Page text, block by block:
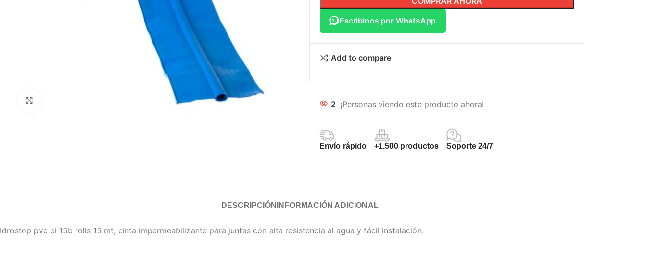
Escribinos por WhatsApp
Add to compare
2 ¡Personas viendo este producto ahora!
Envío rápido +1.500 productos Soporte 24/7
DESCRIPCIÓN INFORMACIÓN ADICIONAL
Idrostop pvc bi 15b rolls 15 mt, cinta impermeabilizante para juntas con alta resistencia al agua y fácil instalación.